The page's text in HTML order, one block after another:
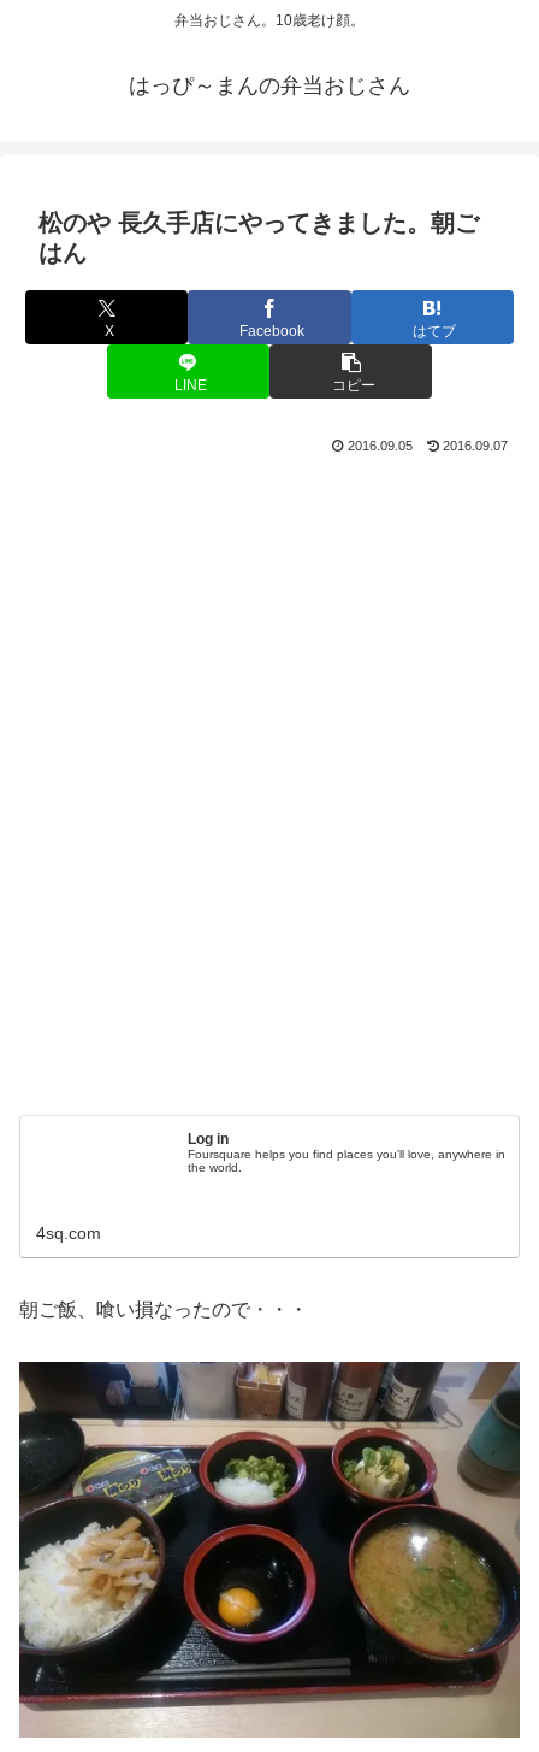
弁当おじさん。10歳老け顔。
はっぴ～まんの弁当おじさん
松のや 長久手店にやってきました。朝ご
はん
X Facebook はてブ
LINE コピー
2016.09.05 2016.09.07
Log in
Foursquare helps you find places you'll love, anywhere in
the world.
4sq.com
朝ご飯、喰い損なったので・・・